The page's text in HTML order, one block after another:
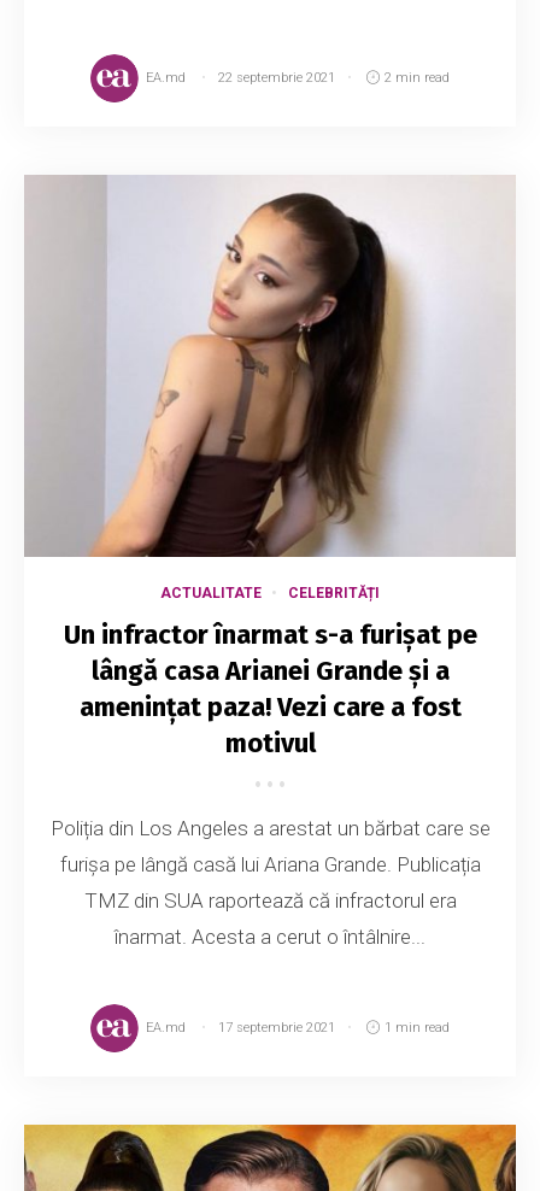
EA.md 22 septembrie 2021 2 min read
ACTUALITATE CELEBRITĂȚI
Un infractor înarmat s-a furișat pe
lângă casa Arianei Grande și a
amenințat paza! Vezi care a fost
motivul
Poliția din Los Angeles a arestat un bărbat care se
furișa pe lângă casă lui Ariana Grande. Publicația
TMZ din SUA raportează că infractorul era
înarmat. Acesta a cerut o întâlnire...
EA.md 17 septembrie 2021 1 min read